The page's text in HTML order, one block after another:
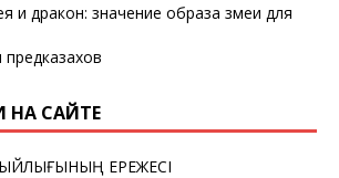
и дракон: значение образа змеи для
НА САЙТЕ
ЕРЕЖЕСІ